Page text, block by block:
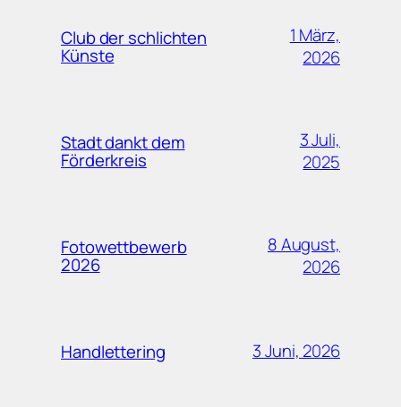
Club der schlichten
Künste
1 März,
2026
Stadt dankt dem
Förderkreis
3 Juli,
2025
Fotowettbewerb
2026
8 August,
2026
Handlettering 3 Juni, 2026